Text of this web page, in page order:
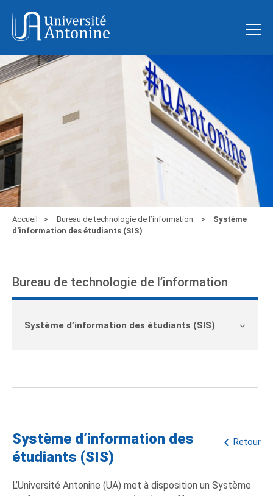
Accueil Bureau de technologie de l’information
Système
d’information des étudiants (SIS)
Bureau de technologie de l’information
Système d’information des étudiants (SIS)
Retour
Système d’information des
étudiants (SIS)
L’Université Antonine (UA) met à disposition un Système